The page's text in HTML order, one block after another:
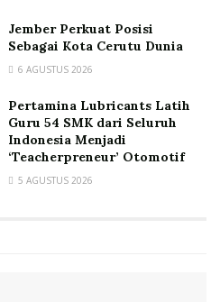
Jember Perkuat Posisi
Sebagai Kota Cerutu Dunia
6 AGUSTUS 2026
Pertamina Lubricants Latih
Guru 54 SMK dari Seluruh
Indonesia Menjadi
‘Teacherpreneur’ Otomotif
5 AGUSTUS 2026